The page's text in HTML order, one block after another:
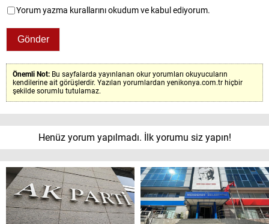
Yorum yazma kurallarını okudum ve kabul ediyorum.
Önemli Not: Bu sayfalarda yayınlanan okur yorumları okuyucuların
kendilerine ait görüşlerdir. Yazılan yorumlardan yenikonya.com.tr hiçbir
şekilde sorumlu tutulamaz.
Henüz yorum yapılmadı. İlk yorumu siz yapın!